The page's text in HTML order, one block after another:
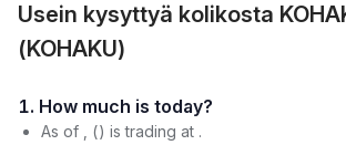
Usein kysyttyä kolikosta
(KOHAKU)
1. How much is today?
As of , () is trading at .